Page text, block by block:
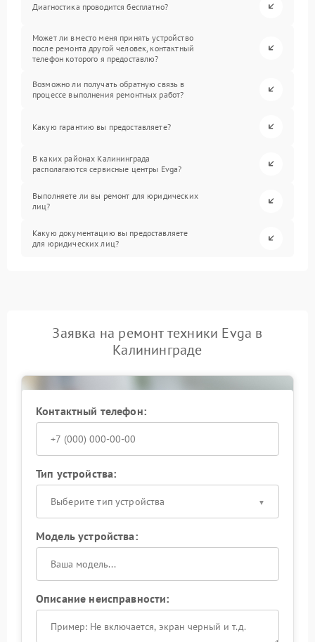
Диагностика проводится бесплатно?
Может ли вместо меня принять устройство
после ремонта другой человек, контактный
телефон которого я предоставлю?
Возможно ли получать обратную связь в
процессе выполнения ремонтных работ?
Какую гарантию вы предоставляете?
В каких районах Калининграда
располагаются сервисные центры Evga?
Выполняете ли вы ремонт для юридических
лиц?
Какую документацию вы предоставляете
для юридических лиц?
Заявка на ремонт техники Evga в
Калининграде
Контактный телефон:
Тип устройства:
Выберите тип устройства
Модель устройства:
Описание неисправности: